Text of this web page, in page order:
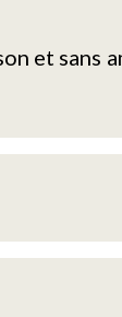
et sans